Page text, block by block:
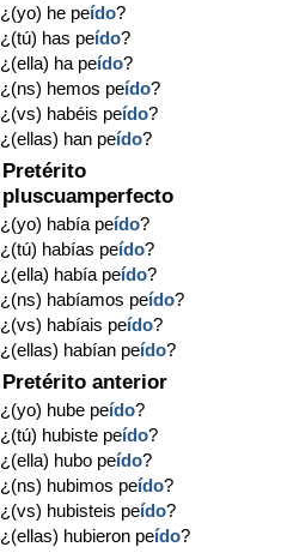
¿(yo) he peído?
¿(tú) has peído?
¿(ella) ha peído?
¿(ns) hemos peído?
¿(vs) habéis peído?
¿(ellas) han peído?
Pretérito
pluscuamperfecto
¿(yo) había peído?
¿(tú) habías peído?
¿(ella) había peído?
¿(ns) habíamos peído?
¿(vs) habíais peído?
¿(ellas) habían peído?
Pretérito anterior
¿(yo) hube peído?
¿(tú) hubiste peído?
¿(ella) hubo peído?
¿(ns) hubimos peído?
¿(vs) hubisteis peído?
¿(ellas) hubieron peído?